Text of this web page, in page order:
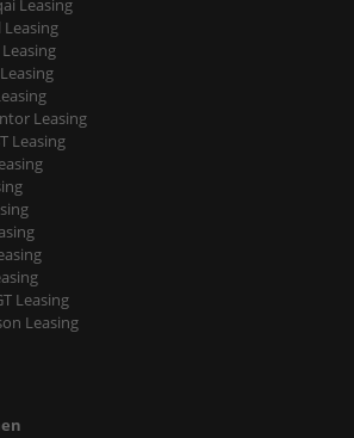
Leasing
Leasing
Leasing
Leasing
Leasing
Leasing